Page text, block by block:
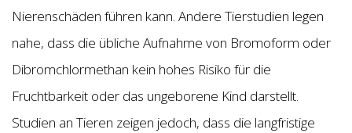
Nierenschäden führen kann. Andere Tierstudien legen
nahe, dass die übliche Aufnahme von Bromoform oder
Dibromchlormethan kein hohes Risiko für die
Fruchtbarkeit oder das ungeborene Kind darstellt.
Studien an Tieren zeigen jedoch, dass die langfristige